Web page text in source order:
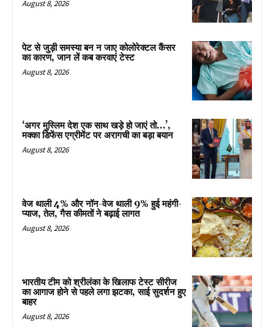
August 8, 2026
पेट से जुड़ी समस्या बन न जाए कोलोरेक्टल कैंसर
का कारण, जान लें कब करवाएं टेस्ट
August 8, 2026
‘अगर मुस्लिम देश एक साथ खड़े हो जाएं तो…’,
मक्का डिफेंस एग्रीमेंट पर अरागची का बड़ा बयान
August 8, 2026
वेज थाली 4% और नॉन-वेज थाली 9% हुई महंगी-
प्याज, तेल, गैस कीमतों ने बढ़ाई लागत
August 8, 2026
भारतीय टीम को श्रीलंका के खिलाफ टेस्ट सीरीज
का आगाज होने से पहले लगा झटका, साई सुदर्शन हुए
बाहर
August 8, 2026